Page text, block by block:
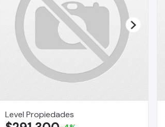
Level Propiedades